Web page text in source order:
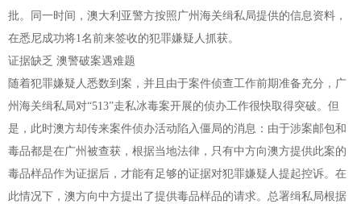
批。同一时间，澳大利亚警方按照广州海关缉私局提供的信息资料，
在悉尼成功将1名前来签收的犯罪嫌疑人抓获。
证据缺乏 澳警破案遇难题
随着犯罪嫌疑人悉数到案，并且由于案件侦查工作前期准备充分，广
州海关缉私局对“513”走私冰毒案开展的侦办工作很快取得突破。但
是，此时澳方却传来案件侦办活动陷入僵局的消息：由于涉案邮包和
毒品都是在广州被查获，根据当地法律，只有中方向澳方提供此案的
毒品样品作为证据后，才能有足够的证据对犯罪嫌疑人提起控诉。在
此情况下，澳方向中方提出了提供毒品样品的请求。总署缉私局根据